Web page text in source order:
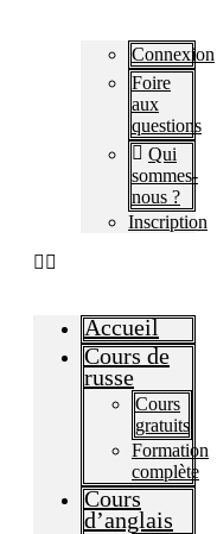
Connexion
Foire
aux
questions​
Qui
sommes-
nous ?
Inscription
Accueil
Cours de
russe
Cours
gratuits
Formation
complète
Cours
d’anglais